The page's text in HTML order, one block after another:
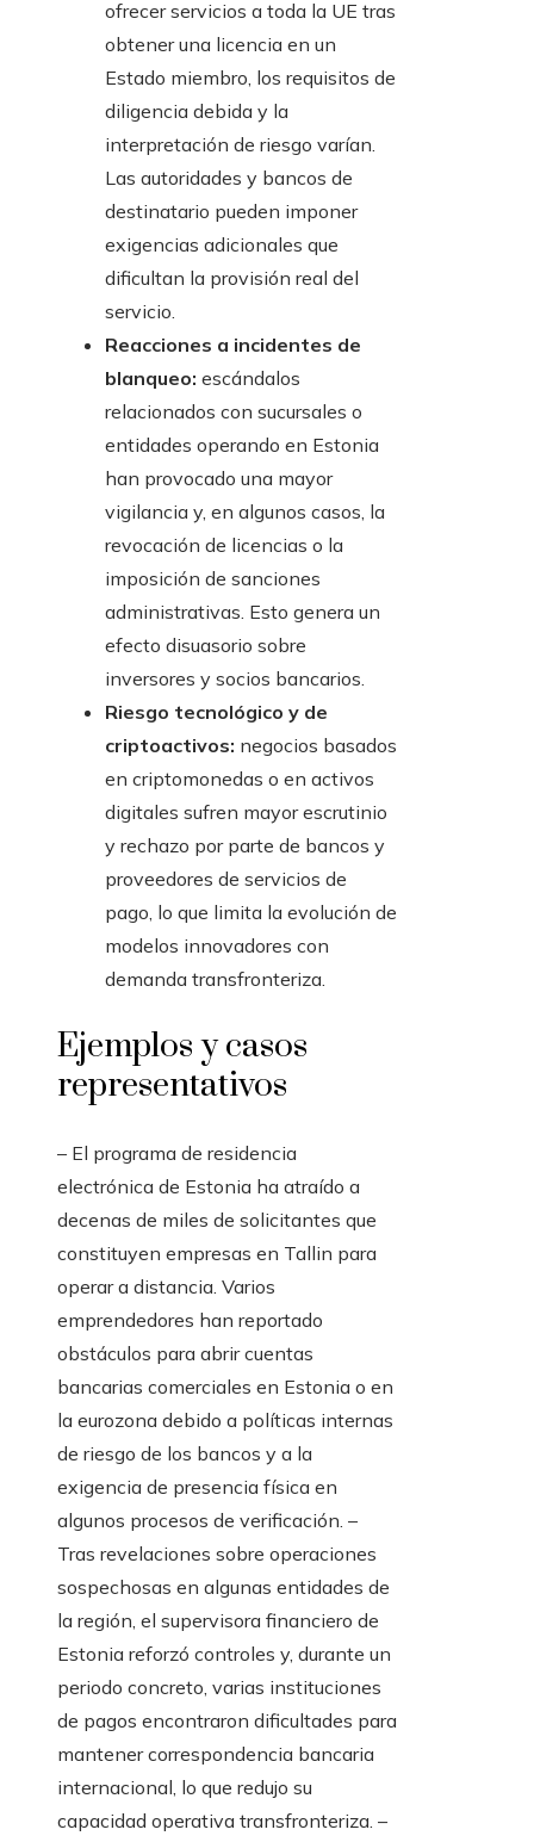
ofrecer servicios a toda la UE tras
obtener una licencia en un
Estado miembro, los requisitos de
diligencia debida y la
interpretación de riesgo varían.
Las autoridades y bancos de
destinatario pueden imponer
exigencias adicionales que
dificultan la provisión real del
servicio.
Reacciones a incidentes de
blanqueo: escándalos
relacionados con sucursales o
entidades operando en Estonia
han provocado una mayor
vigilancia y, en algunos casos, la
revocación de licencias o la
imposición de sanciones
administrativas. Esto genera un
efecto disuasorio sobre
inversores y socios bancarios.
Riesgo tecnológico y de
criptoactivos: negocios basados
en criptomonedas o en activos
digitales sufren mayor escrutinio
y rechazo por parte de bancos y
proveedores de servicios de
pago, lo que limita la evolución de
modelos innovadores con
demanda transfronteriza.
Ejemplos y casos
representativos
– El programa de residencia
electrónica de Estonia ha atraído a
decenas de miles de solicitantes que
constituyen empresas en Tallin para
operar a distancia. Varios
emprendedores han reportado
obstáculos para abrir cuentas
bancarias comerciales en Estonia o en
la eurozona debido a políticas internas
de riesgo de los bancos y a la
exigencia de presencia física en
algunos procesos de verificación. –
Tras revelaciones sobre operaciones
sospechosas en algunas entidades de
la región, el supervisora financiero de
Estonia reforzó controles y, durante un
periodo concreto, varias instituciones
de pagos encontraron dificultades para
mantener correspondencia bancaria
internacional, lo que redujo su
capacidad operativa transfronteriza. –